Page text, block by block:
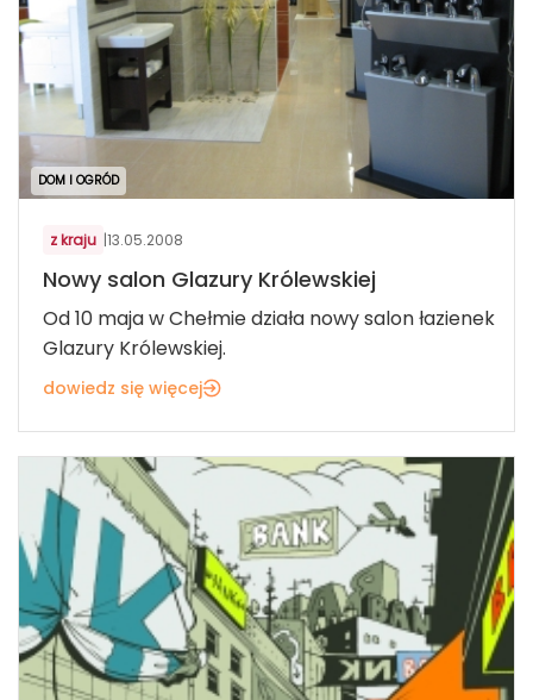
DOM I OGRÓD
z kraju |13.05.2008
Nowy salon Glazury Królewskiej
Od 10 maja w Chełmie działa nowy salon łazienek
Glazury Królewskiej.
dowiedz się więcej